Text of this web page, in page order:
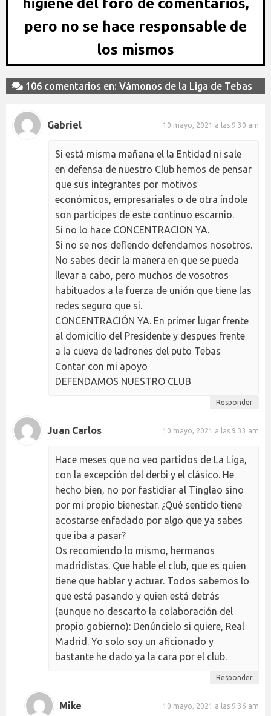
higiene del foro de comentarios,
pero no se hace responsable de
los mismos
106 comentarios en: Vámonos de la Liga de Tebas
Gabriel 10 mayo, 2021 a las 9:30 am
Si está misma mañana el la Entidad ni sale
en defensa de nuestro Club hemos de pensar
que sus integrantes por motivos
económicos, empresariales o de otra índole
son participes de este continuo escarnio.
Si no lo hace CONCENTRACION YA.
Si no se nos defiendo defendamos nosotros.
No sabes decir la manera en que se pueda
llevar a cabo, pero muchos de vosotros
habituados a la fuerza de unión que tiene las
redes seguro que si.
CONCENTRACIÓN YA. En primer lugar frente
al domicilio del Presidente y despues frente
a la cueva de ladrones del puto Tebas
Contar con mi apoyo
DEFENDAMOS NUESTRO CLUB
Responder
Juan Carlos 10 mayo, 2021 a las 9:33 am
Hace meses que no veo partidos de La Liga,
con la excepción del derbi y el clásico. He
hecho bien, no por fastidiar al Tinglao sino
por mi propio bienestar. ¿Qué sentido tiene
acostarse enfadado por algo que ya sabes
que iba a pasar?
Os recomiendo lo mismo, hermanos
madridistas. Que hable el club, que es quien
tiene que hablar y actuar. Todos sabemos lo
que está pasando y quien está detrás
(aunque no descarto la colaboración del
propio gobierno): Denúncielo si quiere, Real
Madrid. Yo solo soy un aficionado y
bastante he dado ya la cara por el club.
Responder
Mike 10 mayo, 2021 a las 9:36 am